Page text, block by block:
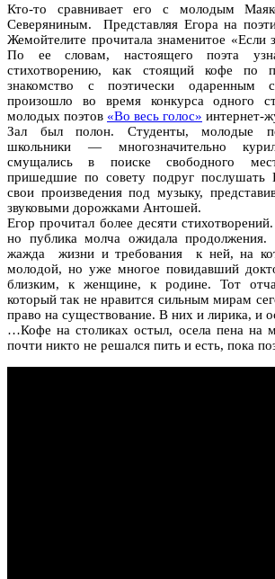
Кто-то сравнивает его с молодым
Северяниным. Представляя Егора на
Жемойтелите прочитала знаменитое «Если
По ее словам, настоящего поэта
стихотворению, как стоящий кофе по
знакомство с поэтически одаренным
произошло во время конкурса одного
молодых поэтов «Во весь голос» интернет-
Зал был полон. Студенты, молодые
школьники — многозначительно
смущались в поиске свободного
пришедшие по совету подруг послушать
свои произведения под музыку,
звуковыми дорожками Антошей.
Егор прочитал более десяти
но публика молча ожидала продолжения.
жажда жизни и требования к ней, на
молодой, но уже многое повидавший
близким, к женщине, к родине. Тот
который так не нравится сильным мирам
право на существование. В них и лирика, и
…Кофе на столиках остыл, осела пена на
почти никто не решался пить и есть, пока